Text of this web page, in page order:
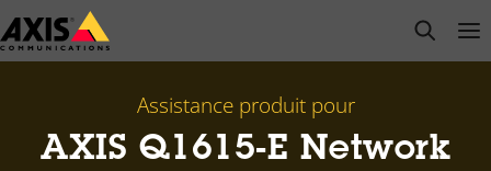
Passer
au
open
Assistance produit pour
AXIS Q1615-E Network